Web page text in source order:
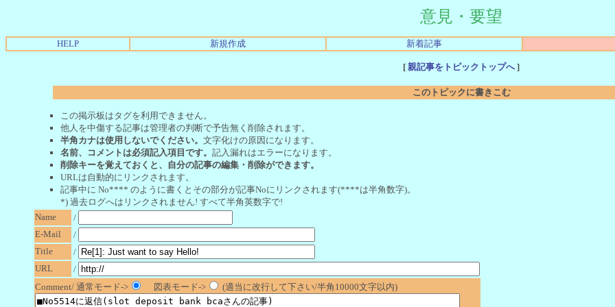
意見・要望
HELP 新規作成 新着記事
[ 親記事をトピックトップへ]
このトピックに書きこむ
この掲示板はタグを利用できません。
他人を中傷する記事は管理者の判断で予告無く削除されます。
半角カナは使用しないでください。 文字化けの原因になります。
名前、コメントは必須記入項目です。 記入漏れはエラーになります。
削除キーを覚えておくと、自分の記事の編集・削除ができます。
URLは自動的にリンクされます。
記事中に No**** のように書くとその部分が記事Noにリンクされます(****は半角数字)。
*) 過去ログへはリンクされません! すべて半角英数字で!
Name
/
E-Mail
/
Title
/
URL
/
Comment/ 通常モード->
図表モード-> (適当に改行して下さい/半角10000文字以内)